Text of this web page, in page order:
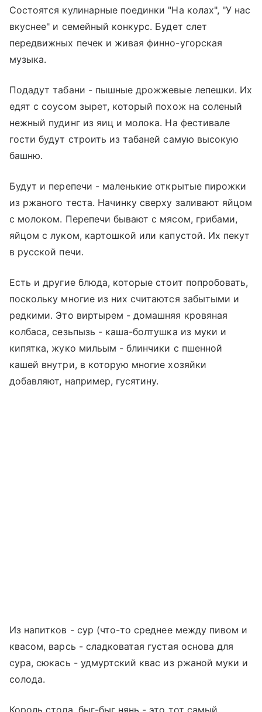
Состоятся кулинарные поединки "На колах", "У нас
вкуснее" и семейный конкурс. Будет слет
передвижных печек и живая финно-угорская
музыка.
Подадут табани - пышные дрожжевые лепешки. Их
едят с соусом зырет, который похож на соленый
нежный пудинг из яиц и молока. На фестивале
гости будут строить из табаней самую высокую
башню.
Будут и перепечи - маленькие открытые пирожки
из ржаного теста. Начинку сверху заливают яйцом
с молоком. Перепечи бывают с мясом, грибами,
яйцом с луком, картошкой или капустой. Их пекут
в русской печи.
Есть и другие блюда, которые стоит попробовать,
поскольку многие из них считаются забытыми и
редкими. Это виртырем - домашняя кровяная
колбаса, сезьпызь - каша-болтушка из муки и
кипятка, жуко мильым - блинчики с пшенной
кашей внутри, в которую многие хозяйки
добавляют, например, гусятину.
Из напитков - сур (что-то среднее между пивом и
квасом, варсь - сладковатая густая основа для
сура, сюкась - удмуртский квас из ржаной муки и
солода.
Король стола, быг-быг нянь - это тот самый